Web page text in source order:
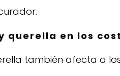
querella en los
también afecta a